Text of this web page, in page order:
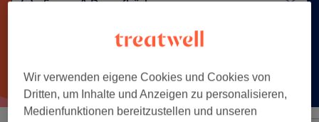
Wir verwenden eigene Cookies und Cookies von
Dritten, um Inhalte und Anzeigen zu personalisieren,
Medienfunktionen bereitzustellen und unseren